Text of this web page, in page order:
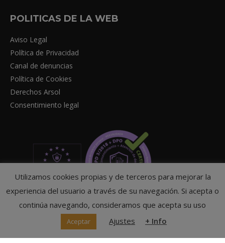
POLITICAS DE LA WEB
Aviso Legal
Política de Privacidad
Canal de denuncias
Política de Cookies
Derechos Arsol
Consentimiento legal
© Federación Navarra de Tenis
Utilizamos cookies propias y de terceros para mejorar la
experiencia del usuario a través de su navegación. Si acepta o
continúa navegando, consideramos que acepta su uso
Aceptar Ajustes + Info